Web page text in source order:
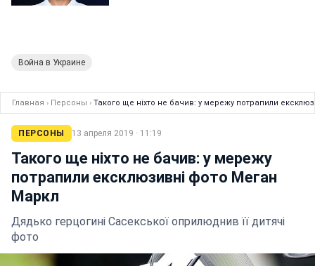
Война в Украине
Главная › Персоны › Такого ще ніхто не бачив: у мережу потрапили
ПЕРСОНЫ 13 апреля 2019 · 11:19
Такого ще ніхто не бачив: у мережу
потрапили ексклюзивні фото Меган
Маркл
Дядько герцогині Сасекської оприлюднив її дитячі
фото